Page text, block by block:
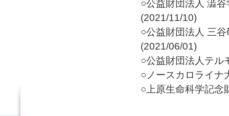
○公益財団法人 澁
(2021/11/10)
○公益財団法人 三
(2021/06/01)
○公益財団法人テル
○ノースカロライナ
○上原生命科学記念